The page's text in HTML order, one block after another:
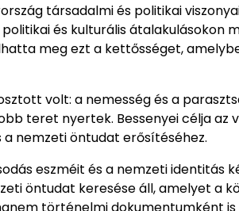
társadalmi és politikai
és kulturális átalakulásokon
meg ezt a kettősséget,
volt: a nemesség és a
teret nyertek. Bessenyei célja az
nemzeti öntudat erősítéséhez.
eszméit és a nemzeti identitás
öntudat keresése áll, amelyet a
történelmi dokumentumként